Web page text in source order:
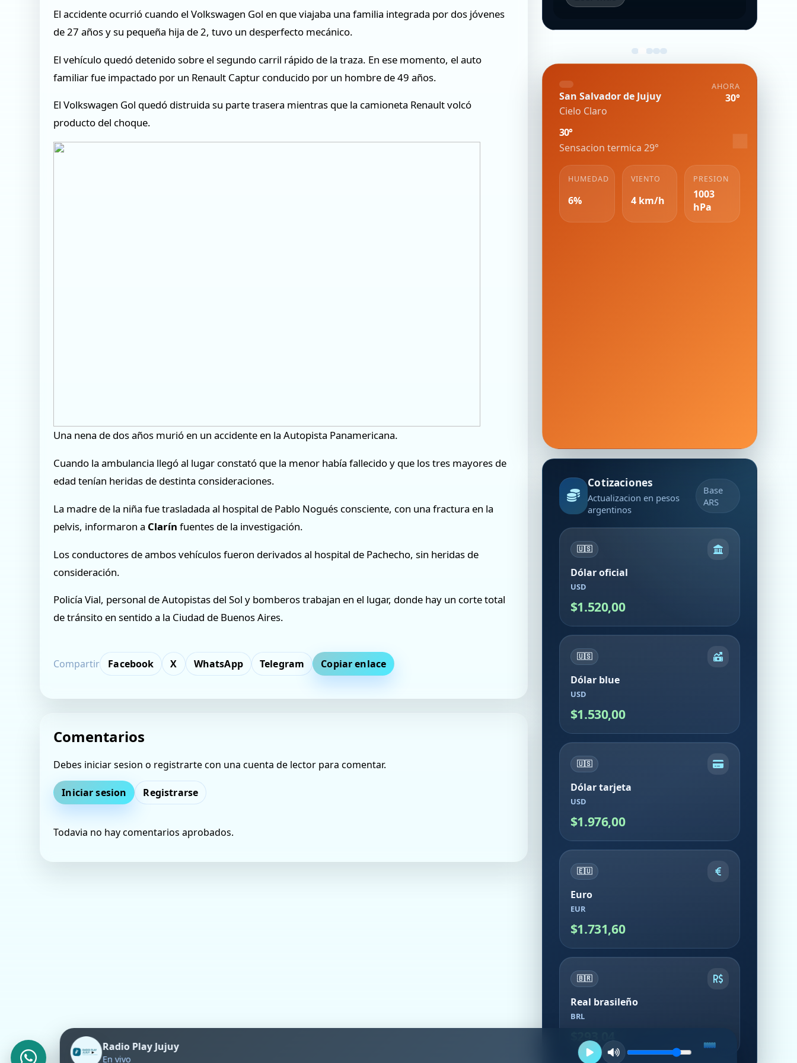
El accidente ocurrió cuando el Volkswagen Gol en que viajaba una familia integrada por dos jóvenes
de 27 años y su pequeña hija de 2, tuvo un desperfecto mecánico.
El vehículo quedó detenido sobre el segundo carril rápido de la traza. En ese momento, el auto
familiar fue impactado por un Renault Captur conducido por un hombre de 49 años.
El Volkswagen Gol quedó distruida su parte trasera mientras que la camioneta Renault volcó
producto del choque.
Una nena de dos años murió en un accidente en la Autopista Panamericana.
Cuando la ambulancia llegó al lugar constató que la menor había fallecido y que los tres mayores de
edad tenían heridas de destinta consideraciones.
La madre de la niña fue trasladada al hospital de Pablo Nogués consciente, con una fractura en la
pelvis, informaron a Clarínfuentes de la investigación.
Los conductores de ambos vehículos fueron derivados al hospital de Pachecho, sin heridas de
consideración.
Policía Vial, personal de Autopistas del Sol y bomberos trabajan en el lugar, donde hay un corte total
de tránsito en sentido a la Ciudad de Buenos Aires.
Compartir Facebook X WhatsApp Telegram Copiar enlace
Comentarios
Debes iniciar sesion o registrarte con una cuenta de lector para comentar.
Iniciar sesion Registrarse
Todavia no hay comentarios aprobados.
San Salvador de Jujuy
Cielo Claro
AHORA
30°
30°
Sensacion termica 29°
HUMEDAD
6%
VIENTO
4 km/h
PRESION
1003
hPa
Cotizaciones
Actualizacion en pesos
argentinos
Base
ARS
🇺🇸
Dólar oficial
USD
$1.520,00
🇺🇸
Dólar blue
USD
$1.530,00
🇺🇸
Dólar tarjeta
USD
$1.976,00
🇪🇺
Euro
EUR
$1.731,60
🇧🇷
Real brasileño
BRL
$293,04
Radio Play Jujuy
En vivo